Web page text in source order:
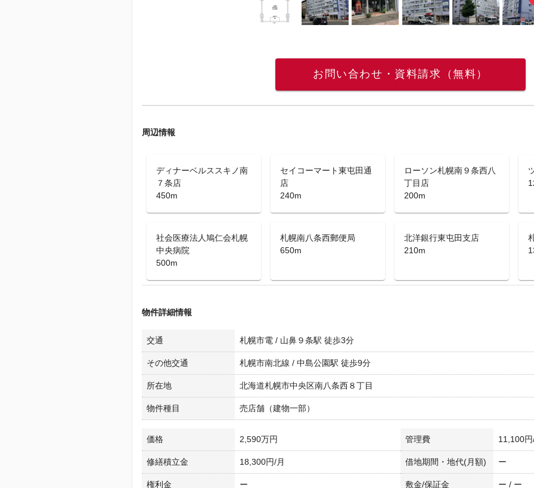
お問い合わせ・資料請求（無料）
周辺情報
ディナーベルススキノ南
７条店
450m
セイコーマート東屯田通
店
240m
ローソン札幌南９条西八
丁目店
200m
社会医療法人鳩仁会札幌
中央病院
500m
札幌南八条西郵便局
650m
北洋銀行東屯田支店
210m
物件詳細情報
交通 札幌市電 / 山鼻９条駅 徒歩3分
その他交通 札幌市南北線 / 中島公園駅 徒歩9分
所在地 北海道札幌市中央区南八条西８丁目
物件種目 売店舗（建物一部）
価格 2,590万円 管理費 11,100
修繕積立金 18,300円/月 借地期間・地代(月額) ー
権利金 ー 敷金/保証金 ー / ー